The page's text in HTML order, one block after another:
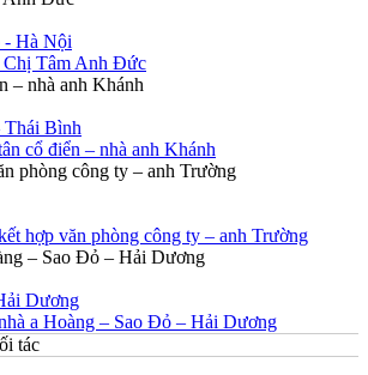
Hà Nội
Chị Tâm Anh Đức
Bình
cổ điển – nhà anh Khánh
hợp văn phòng công ty – anh Trường
Dương
a Hoàng – Sao Đỏ – Hải Dương